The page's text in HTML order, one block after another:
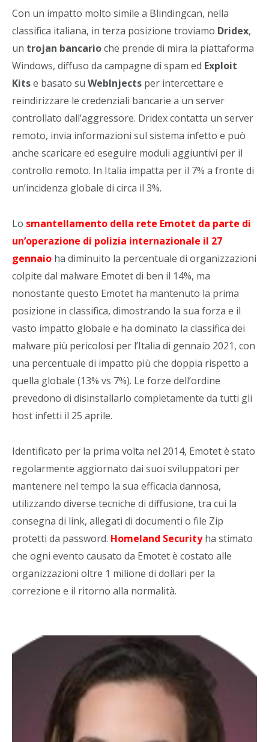
Con un impatto molto simile a Blindingcan, nella
classifica italiana, in terza posizione troviamo Dridex,
un trojan bancarioche prende di mira la piattaforma
Windows, diffuso da campagne di spam ed Exploit
Kitse basato su WebInjects per intercettare e
reindirizzare le credenziali bancarie a un server
controllato dall’aggressore. Dridex contatta un server
remoto, invia informazioni sul sistema infetto e può
anche scaricare ed eseguire moduli aggiuntivi per il
controllo remoto. In Italia impatta per il 7% a fronte di
un’incidenza globale di circa il 3%.
Lo smantellamento della rete Emotet da parte di
un’operazione di polizia internazionale il 27
gennaio ha diminuito la percentuale di organizzazioni
colpite dal malware Emotet di ben il 14%, ma
nonostante questo Emotet ha mantenuto la prima
posizione in classifica, dimostrando la sua forza e il
vasto impatto globale e ha dominato la classifica dei
malware più pericolosi per l’Italia di gennaio 2021, con
una percentuale di impatto più che doppia rispetto a
quella globale (13% vs 7%). Le forze dell’ordine
prevedono di disinstallarlo completamente da tutti gli
host infetti il 25 aprile.
Identificato per la prima volta nel 2014, Emotet è stato
regolarmente aggiornato dai suoi sviluppatori per
mantenere nel tempo la sua efficacia dannosa,
utilizzando diverse tecniche di diffusione, tra cui la
consegna di link, allegati di documenti o file Zip
protetti da password. Homeland Securityha stimato
che ogni evento causato da Emotet è costato alle
organizzazioni oltre 1 milione di dollari per la
correzione e il ritorno alla normalità.